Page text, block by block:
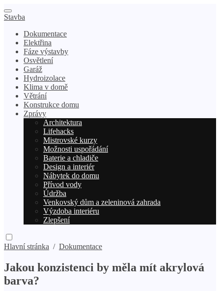
Stavba
Dokumentace
Elektřina
Fáze výstavby
Osvětlení
Garáž
Hydroizolace
Klima v domě
Větrání
Konstrukce domu
Zprávy
Architektura
Lifehacks
Mistrovské kurzy
Možnosti uspořádání
Baterie a chladiče
Design a interiér
Nábytek do domu
Přívod vody
Údržba
Venkovský dům a zeleninová zahrada
Výzdoba interiéru
Zlepšení
Hlavní stránka / Dokumentace
Jakou konzistenci by měla mít akrylová
barva?